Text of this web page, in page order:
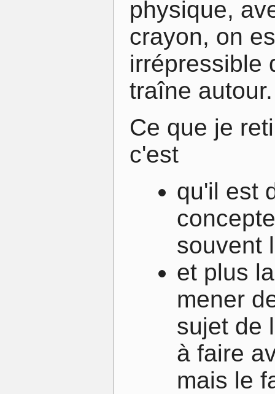
physique,
crayon, on
irrépressible
traîne autour.
Ce que je
c'est
qu'il est
souvent
et plus
mener
sujet de
à faire
mais le